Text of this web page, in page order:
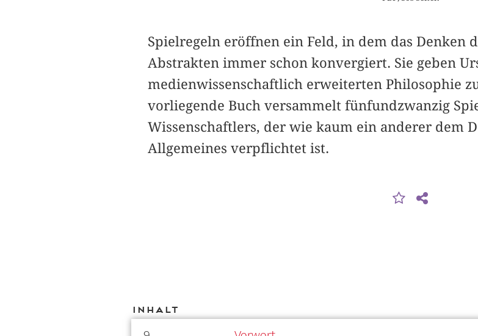
Spielregeln eröffnen ein Feld, in dem das Denken
Abstrakten immer schon konvergiert. Sie geben
medienwissenschaftlich erweiterten Philosophie
vorliegende Buch versammelt fünfundzwanzig
Wissenschaftlers, der wie kaum ein anderer dem
Allgemeines verpflichtet ist.
Inhalt